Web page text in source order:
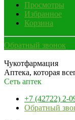
Просмотры
Избранное
Корзина
Обратный звонок
Чукотфармация
Аптека, которая
Сеть аптек
+7 (42722) 2-
Обратный